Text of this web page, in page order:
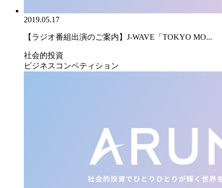
2019.05.17
【ラジオ番組出演のご案内】J-WAVE「TOKYO MO...
社会的投資
ビジネスコンペティション